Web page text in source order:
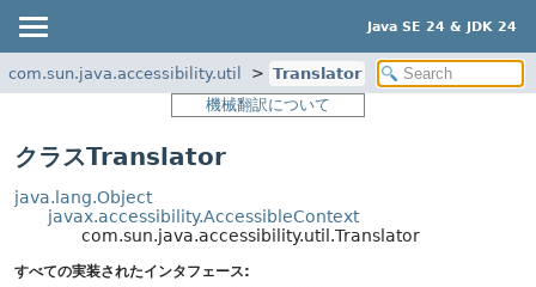
Java SE 24 & JDK 24
com.sun.java.accessibility.util
Translator
機械翻訳について
クラスTranslator
java.lang.Object
javax.accessibility.AccessibleContext
com.sun.java.accessibility.util.Translator
すべての実装されたインタフェース: